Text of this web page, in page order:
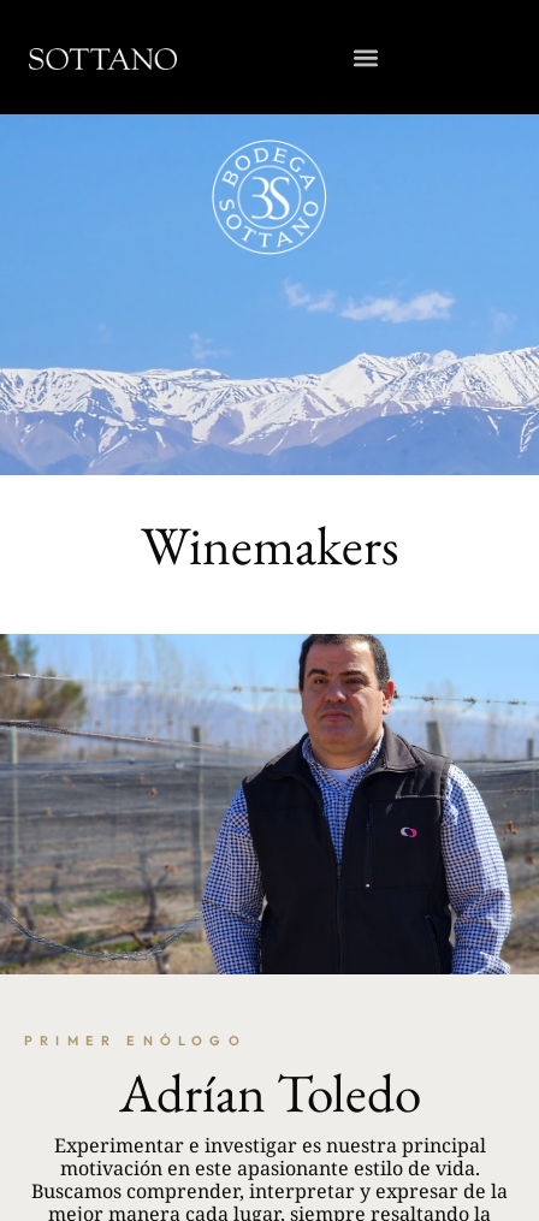
Winemakers
PRIMER ENÓLOGO
Adrían Toledo
Experimentar e investigar es nuestra principal
motivación en este apasionante estilo de vida.
Buscamos comprender, interpretar y expresar de la
mejor manera cada lugar, siempre resaltando la